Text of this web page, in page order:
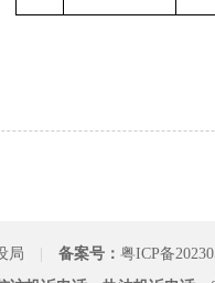
局 备案号： 粤ICP备